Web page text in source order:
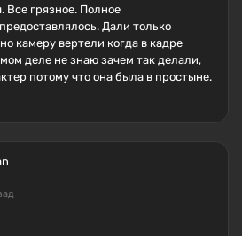
Все грязное. Полное
Дали только
камеру вертели когда в кадре
деле не знаю зачем так делали,
потому что она была в простыне.